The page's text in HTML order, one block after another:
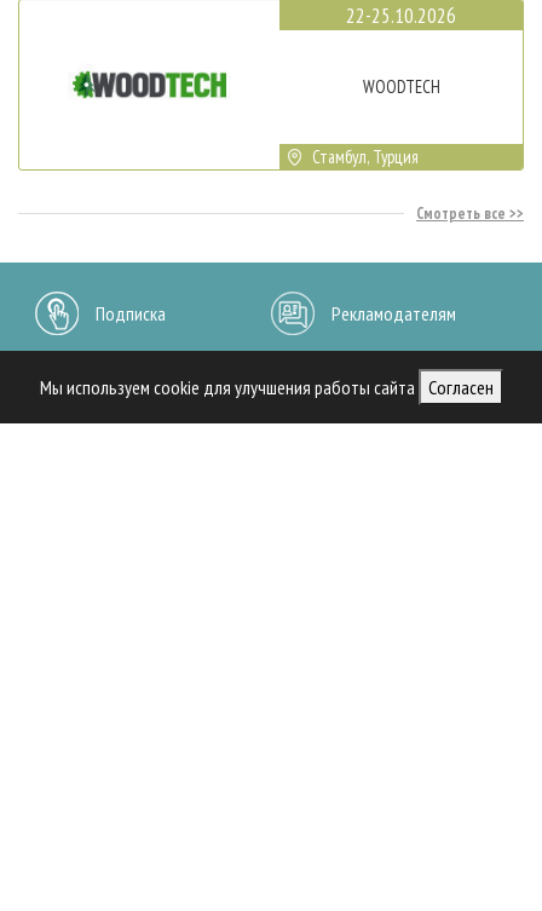
Мы используем cookie для улучшения работы сайта Согласен
22-25.10.2026
WOODTECH
Стамбул, Турция
Смотреть все
Подписка Рекламодателям
Архив журналов Контакты